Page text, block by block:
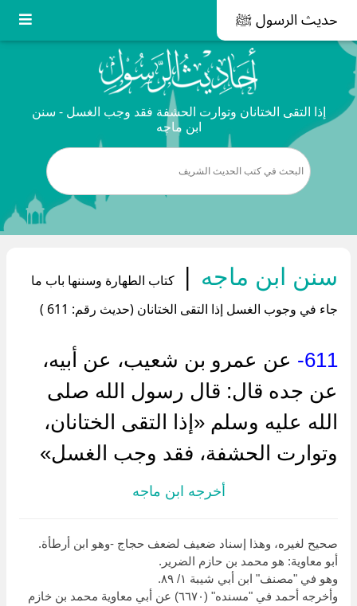
حديث الرسول ﷺ
إذا التقى الختانان وتوارت الحشفة فقد وجب الغسل - سنن
ابن ماجه
سنن ابن ماجه |
كتاب الطهارة وسننها باب ما
جاء في وجوب الغسل إذا التقى الختانان (حديث رقم: 611 )
611-
عن عمرو بن شعيب، عن أبيه،
عن جده قال: قال رسول الله صلى
الله عليه وسلم «إذا التقى الختانان،
وتوارت الحشفة، فقد وجب الغسل»
أخرجه ابن ماجه
صحيح لغيره، وهذا إسناد ضعيف لضعف حجاج -وهو ابن أرطأة.
أبو معاوية: هو محمد بن حازم الضرير.
وهو في "مصنف" ابن أبي شيبة ١/ ٨٩.
وأخرجه أحمد في "مسنده" (٦٦٧٠) عن أبي معاوية محمد بن خازم